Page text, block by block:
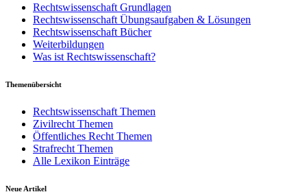
Rechtswissenschaft Grundlagen
Rechtswissenschaft Übungsaufgaben & Lösungen
Rechtswissenschaft Bücher
Weiterbildungen
Was ist Rechtswissenschaft?
Themenübersicht
Rechtswissenschaft Themen
Zivilrecht Themen
Öffentliches Recht Themen
Strafrecht Themen
Alle Lexikon Einträge
Neue Artikel